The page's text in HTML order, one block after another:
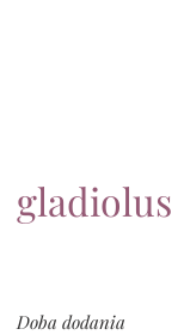
gladiolus
Doba dodania